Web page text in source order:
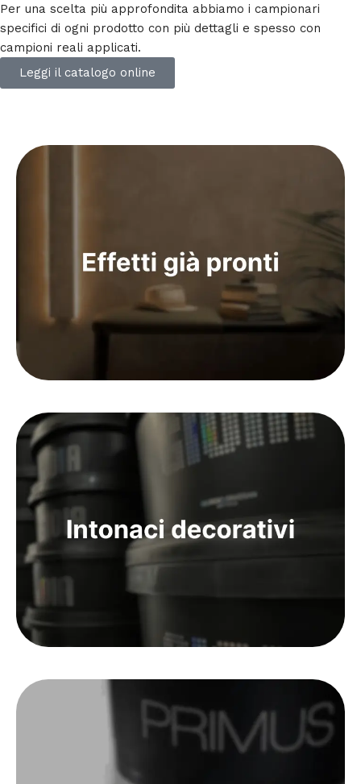
Per una scelta più approfondita abbiamo i campionari
specifici di ogni prodotto con più dettagli e spesso con
campioni reali applicati.
Leggi il catalogo online